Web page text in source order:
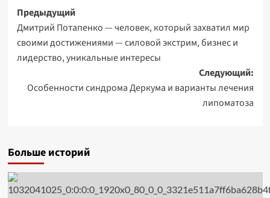
Навигация
записи
Предыдущий
Дмитрий Потапенко — человек, который захватил мир
своими достижениями — силовой экстрим, бизнес и
лидерство, уникальные интересы
Следующий:
Особенности синдрома Деркума и варианты лечения
липоматоза
Больше историй